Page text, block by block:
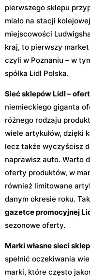
pierwszego sklepu
miało na stacji
miejscowości
kraj, to pierwszy
czyli w Poznaniu – w
spółka Lidl Polska.
Sieć sklepów Lidl –
niemieckiego giganta
różnego rodzaju
wiele artykułów, dzięki
lecz także wyczyścisz
naprawisz auto. Warto
oferty produktów, w
również limitowane
danym okresie roku.
gazetce promocyjnej
sezonowe oferty.
Marki własne sieci
spełnić oczekiwania
marki, które często